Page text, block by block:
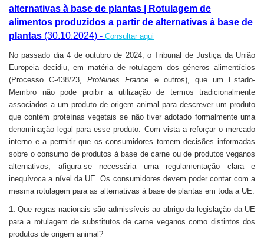
alternativas à base de plantas | Rotulagem de
alimentos produzidos a partir de alternativas à base de
plantas (30.10.2024) - Consultar aqui
No passado dia 4 de outubro de 2024, o Tribunal de Justiça da União
Europeia decidiu, em matéria de rotulagem dos géneros alimentícios
(Processo C-438/23,Protéines France e outros), que um Estado-
Membro não pode proibir a utilização de termos tradicionalmente
associados a um produto de origem animal para descrever um produto
que contém proteínas vegetais se não tiver adotado formalmente uma
denominação legal para esse produto. Com vista a reforçar o mercado
interno e a permitir que os consumidores tomem decisões informadas
sobre o consumo de produtos à base de carne ou de produtos veganos
alternativos, afigura-se necessária uma regulamentação clara e
inequívoca a nível da UE. Os consumidores devem poder contar com a
mesma rotulagem para as alternativas à base de plantas em toda a UE.
1. Que regras nacionais são admissíveis ao abrigo da legislação da UE
para a rotulagem de substitutos de carne veganos como distintos dos
produtos de origem animal?